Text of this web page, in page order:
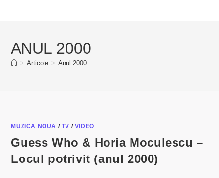
ANUL 2000
> Articole > Anul 2000
MUZICA NOUA / TV / VIDEO
Guess Who & Horia Moculescu –
Locul potrivit (anul 2000)